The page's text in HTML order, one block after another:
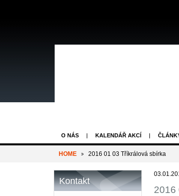
O NÁS KALENDÁŘ AKCÍ
HOME 2016 01 03 Tříkrálová sbírka
2016
Kontakt